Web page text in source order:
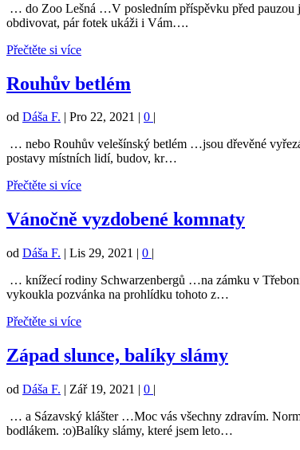
… do Zoo Lešná …V posledním příspěvku před pauzou
obdivovat, pár fotek ukáži i Vám….
Přečtěte si více
Rouhův betlém
od Dáša F. Pro 22, 2021 0
… nebo Rouhův velešínský betlém …jsou dřevěné
postavy místních lidí, budov, kr…
Přečtěte si více
Vánočně vyzdobené komnaty
od Dáša F. | Lis 29, 2021 | 0 |
… knížecí rodiny Schwarzenbergů …na zámku v
vykoukla pozvánka na prohlídku tohoto z…
Přečtěte si více
Západ slunce, balíky slámy
od Dáša F. | Zář 19, 2021 | 0 |
… a Sázavský klášter …Moc vás všechny zdravím.
bodlákem. :o)Balíky slámy, které jsem leto…